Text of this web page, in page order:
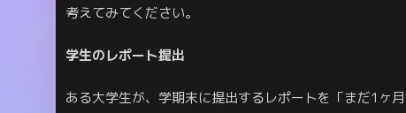
考えてみてください。
学生のレポート提出
ある大学生が、学期末に提出するレポートを「まだ1ヶ